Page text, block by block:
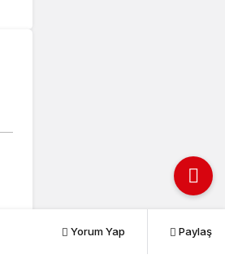
Yorum Yap Paylaş